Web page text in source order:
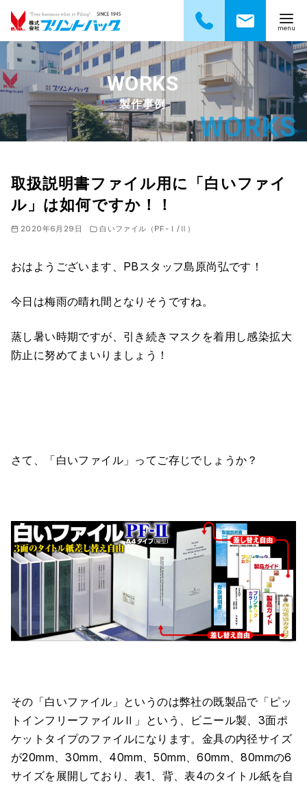
ン
テ
ツ
へ
製作事例
取扱説明書ファイル用に「白いファイ
ル」は如何ですか！！
2020年6月29日 白いファイル（PF-Ⅰ/Ⅱ）
おはようございます、PBスタッフ島原尚弘です！
今日は梅雨の晴れ間となりそうですね。
蒸し暑い時期ですが、引き続きマスクを着用し感染拡大
防止に努めてまいりましょう！
さて、「白いファイル」ってご存じでしょうか？
その「白いファイル」というのは弊社の既製品で「ピッ
トインフリーファイルⅡ」という、ビニール製、3面ポ
ケットタイプのファイルになります。金具の内径サイズ
が20mm、30mm、40mm、50mm、60mm、80mmの6
サイズを展開しており、表1、背、表4のタイトル紙を自